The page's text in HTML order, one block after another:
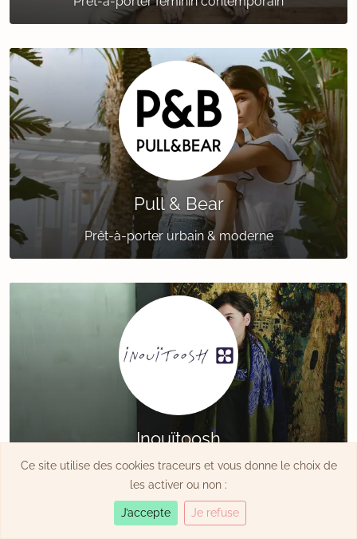
Pull & Bear
Prêt-à-porter urbain & moderne
Inouïtoosh
Prêt-à-porter, sacs & bijoux colorés
Ce site utilise des cookies traceurs et vous donne le choix de
les activer ou non :
J’accepte Je refuse